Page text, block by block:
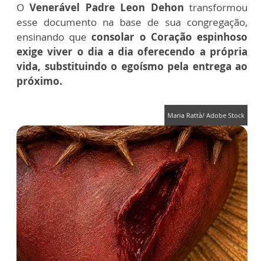
OVenerável Padre Leon Dehon transformou
esse documento na base de sua congregação,
ensinando queconsolar o Coração espinhoso
exige viver o dia a dia oferecendo a própria
vida, substituindo o egoísmo pela entrega ao
próximo.
Maria Rattà/ Adobe Stock